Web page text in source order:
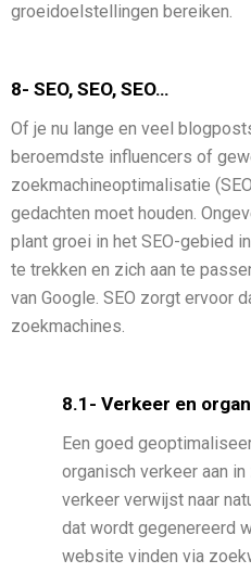
groeidoelstellingen bereiken.
8- SEO, SEO, SEO…
Of je nu lange en veel
beroemdste influencers of
zoekmachineoptimalisatie
gedachten moet houden.
plant groei in het SEO-gebied
te trekken en zich aan te
van Google. SEO zorgt ervoor
zoekmachines.
8.1- Verkeer en
Een goed
organisch verkeer aan
verkeer verwijst naar
dat wordt gegenereerd
website vinden via